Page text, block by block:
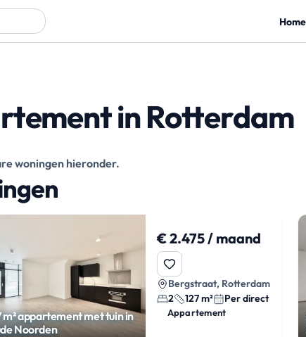
Home
in Rotterdam
woningen hieronder.
m² appartement met tuin in
Noorden
€ 2.475 / maand
Bergstraat, Rotterdam
2
127 m² Per direct
Appartement